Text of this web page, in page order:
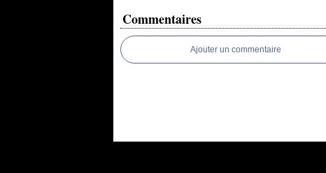
Commentaires
Ajouter un commentaire